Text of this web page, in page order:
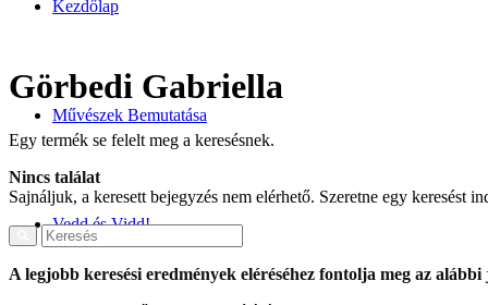
Kezdőlap
Művészek Bemutatása
Vedd és Vidd!
Görbedi Gabriella
Egy termék se felelt meg a keresésnek.
Nincs találat
Sajnáljuk, a keresett bejegyzés nem elérhető. Szeretne egy keresést
A legjobb keresési eredmények eléréséhez fontolja meg az